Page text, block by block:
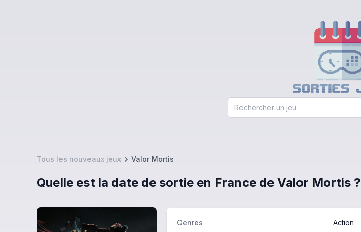
Tous les nouveaux jeux Valor Mortis
Quelle est la date de sortie en France de Valor Mortis ?
Genres Action